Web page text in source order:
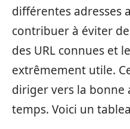
différentes adresses
contribuer à éviter
des URL connues et
extrêmement utile.
diriger vers la bonne
temps. Voici un